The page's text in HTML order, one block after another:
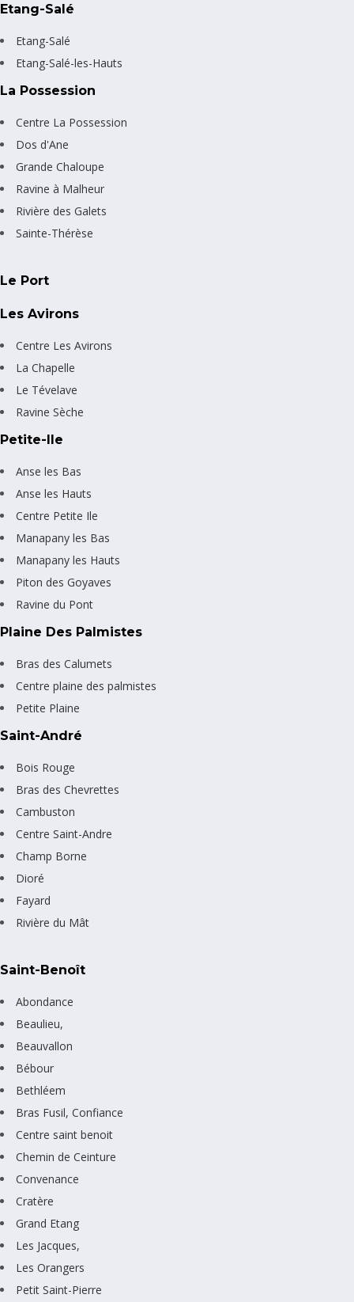
Etang-Salé
Etang-Salé
Etang-Salé-les-Hauts
La Possession
Centre La Possession
Dos d'Ane
Grande Chaloupe
Ravine à Malheur
Rivière des Galets
Sainte-Thérèse
Le Port
Les Avirons
Centre Les Avirons
La Chapelle
Le Tévelave
Ravine Sèche
Petite-Ile
Anse les Bas
Anse les Hauts
Centre Petite Ile
Manapany les Bas
Manapany les Hauts
Piton des Goyaves
Ravine du Pont
Plaine Des Palmistes
Bras des Calumets
Centre plaine des palmistes
Petite Plaine
Saint-André
Bois Rouge
Bras des Chevrettes
Cambuston
Centre Saint-Andre
Champ Borne
Dioré
Fayard
Rivière du Mât
Saint-Benoît
Abondance
Beaulieu,
Beauvallon
Bébour
Bethléem
Bras Fusil, Confiance
Centre saint benoit
Chemin de Ceinture
Convenance
Cratère
Grand Etang
Les Jacques,
Les Orangers
Petit Saint-Pierre